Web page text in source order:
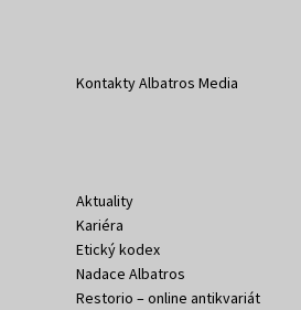
Kontakty Albatros Media
Aktuality
Kariéra
Etický kodex
Nadace Albatros
Restorio – online antikvariát